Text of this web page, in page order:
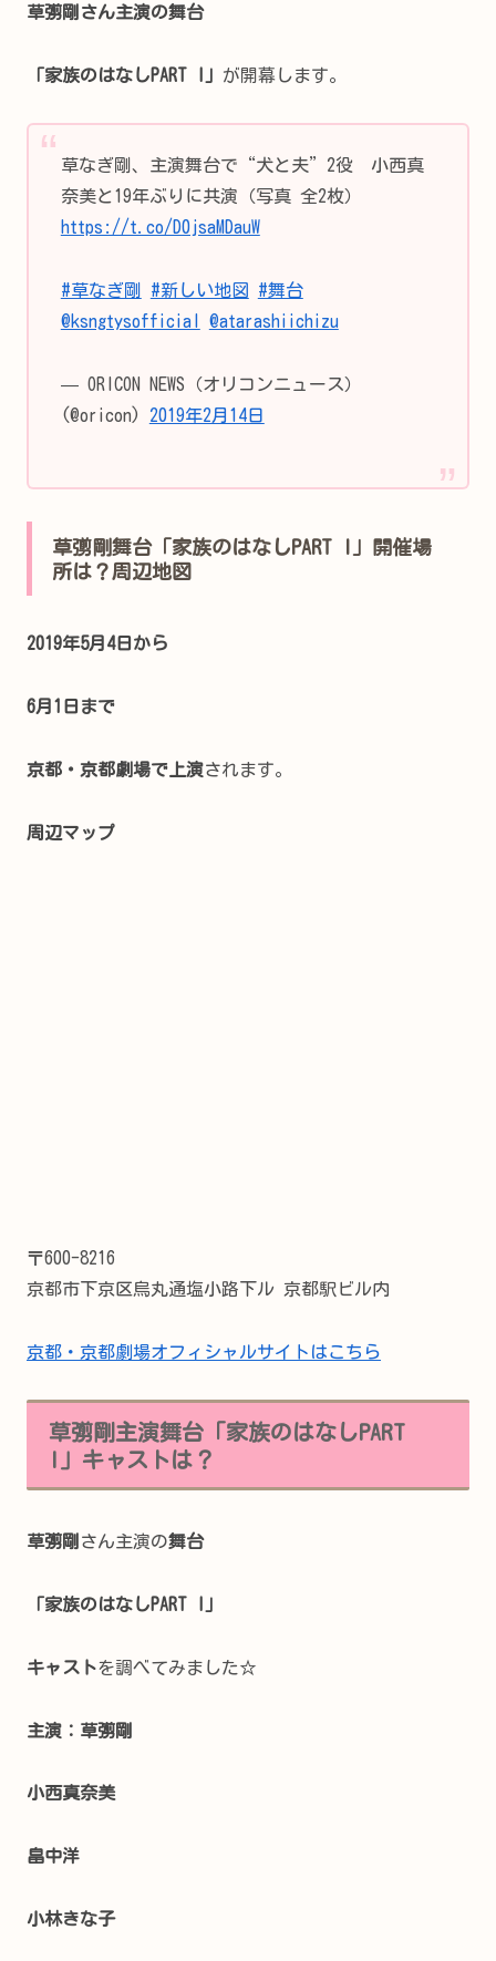
草彅剛さん主演の舞台
「家族のはなしPART I」 が開幕します。
草なぎ剛、主演舞台で“犬と夫”2役 小西真
奈美と19年ぶりに共演（写真 全2枚）
https://t.co/D0jsaMDauW
#草なぎ剛 #新しい地図
#舞台
@ksngtysofficial
@atarashiichizu
— ORICON NEWS（オリコンニュース）
(@oricon) 2019年2月14日
草彅剛舞台「家族のはなしPART I」開催場
所は？周辺地図
2019年5月4日から
6月1日まで
京都・京都劇場で上演されます。
周辺マップ
〒600-8216
京都市下京区烏丸通塩小路下ル 京都駅ビル内
京都・京都劇場オフィシャルサイトはこちら
草彅剛主演舞台「家族のはなしPART
I」キャストは？
草彅剛 さん主演の舞台
「家族のはなしPART I」
キャストを調べてみました☆
主演：草彅剛
小西真奈美
畠中洋
小林きな子